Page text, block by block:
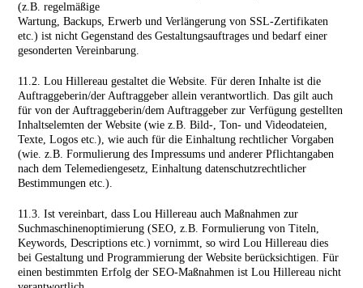
(z.B. regelmäßige
Wartung, Backups, Erwerb und Verlängerung von SSL-­Zertifikaten
etc.) ist nicht Gegenstand des Gestaltungsauftrages und bedarf einer
gesonderten Vereinbarung.
11.2. Lou Hillereau gestaltet die Website. Für deren Inhalte ist die
Auftraggeberin/der Auftraggeber allein verantwortlich. Das gilt auch
für von der Auftraggeberin/dem Auftrag­geber zur Verfügung gestellten
Inhaltselemten der Website (wie z.B. Bild-, Ton- und Videodateien,
Texte, Logos etc.), wie auch für die Einhaltung rechtlicher Vorgaben
(wie. z.B. Formulierung des Impressums und anderer Pflicht­angaben
nach dem Telemediengesetz, Einhaltung datenschutzrechtlicher
Bestimmungen etc.).
11.3. Ist vereinbart, dass Lou Hillereau auch Maßnahmen zur
Suchmaschinenoptimierung (SEO, z.B. Formulierung von Titeln,
Keywords, Descriptions etc.) vornimmt, so wird Lou Hillereau dies
bei Gestaltung und Programmierung der Website berücksichtigen. Für
einen bestimmten Erfolg der SEO-Maßnahmen ist Lou Hillereau nicht